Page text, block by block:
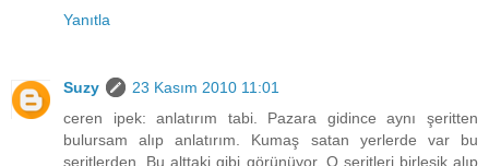
Yanıtla
Suzy
23 Kasım 2010 11:01
ceren ipek: anlatırım tabi. Pazara gidince aynı şeritten
bulursam alıp anlatırım. Kumaş satan yerlerde var bu
şeritlerden. Bu alttaki gibi görünüyor. O şeritleri birleşik alıp